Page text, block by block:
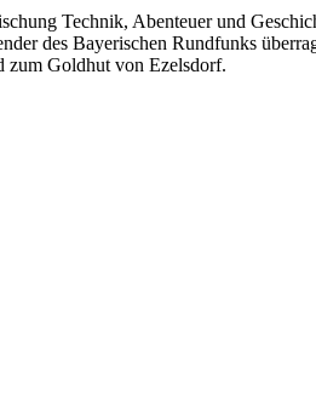
Technik, Abenteuer und
des Bayerischen Rundfunks
zum Goldhut von Ezelsdorf.